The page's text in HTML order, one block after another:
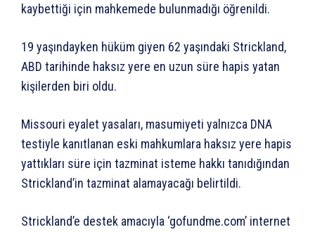
kaybettiği için mahkemede bulunmadığı öğrenildi.
19 yaşındayken hüküm giyen 62 yaşındaki Strickland,
ABD tarihinde haksız yere en uzun süre hapis yatan
kişilerden biri oldu.
Missouri eyalet yasaları, masumiyeti yalnızca DNA
testiyle kanıtlanan eski mahkumlara haksız yere hapis
yattıkları süre için tazminat isteme hakkı tanıdığından
Strickland’in tazminat alamayacağı belirtildi.
Strickland’e destek amacıyla ‘gofundme.com’ internet